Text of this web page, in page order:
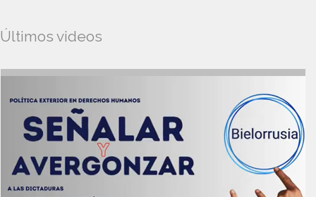
Últimos videos